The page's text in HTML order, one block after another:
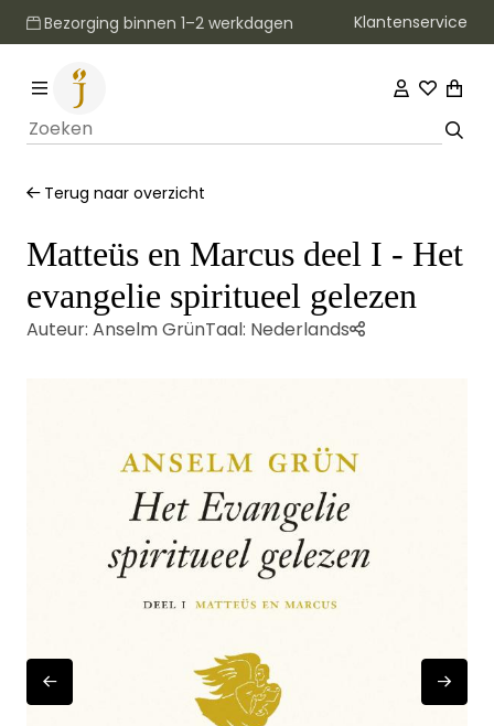
Bezorging binnen 1–2 werkdagen Klantenservice
Terug naar overzicht
Matteüs en Marcus deel I - Het
evangelie spiritueel gelezen
Auteur: Anselm GrünTaal: Nederlands